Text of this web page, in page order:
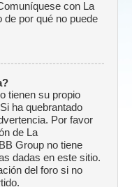
con La
por qué no puede
tienen su propio
ha quebrantado
Por favor
de La
Group no tiene
dadas en este sitio.
del foro si no